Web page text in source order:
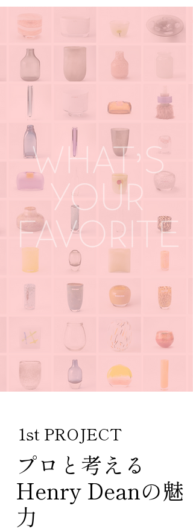
1st PROJECT
プロと考える
Henry Deanの魅
力